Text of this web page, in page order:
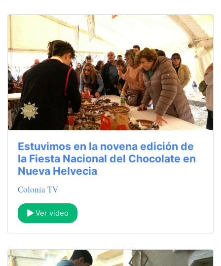
Estuvimos en la novena edición de
la Fiesta Nacional del Chocolate en
Nueva Helvecia
Colonia TV
Ver video